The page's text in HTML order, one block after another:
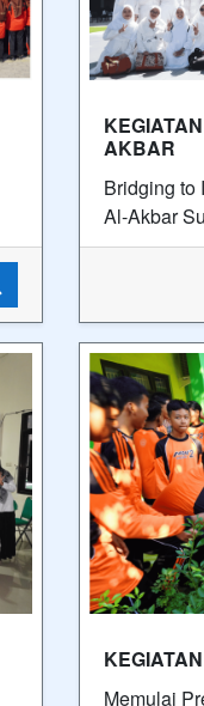
AKBAR
Bridging to
Al-Akbar
Memulai